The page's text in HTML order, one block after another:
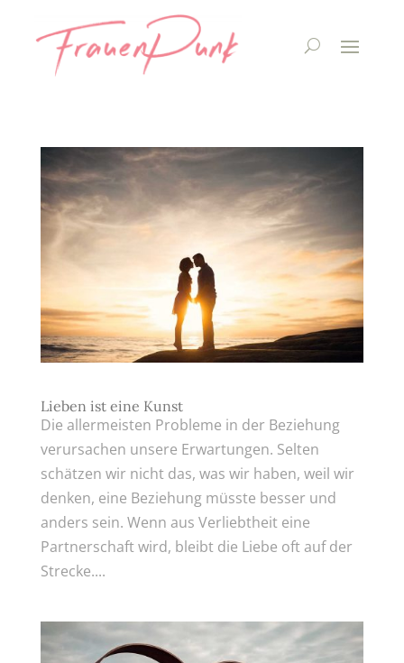
Lieben ist eine Kunst
Die allermeisten Probleme in der Beziehung
verursachen unsere Erwartungen. Selten
schätzen wir nicht das, was wir haben, weil wir
denken, eine Beziehung müsste besser und
anders sein. Wenn aus Verliebtheit eine
Partnerschaft wird, bleibt die Liebe oft auf der
Strecke....